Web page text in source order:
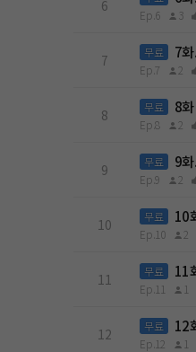
6
Ep.6 3
7 무료 7
Ep.7 2
8 무료 8
Ep.8 2
9 무료 9
Ep.9 2
10 무료 10
Ep.10 2
11 무료 11
Ep.11 1
12 무료 12
Ep.12 1